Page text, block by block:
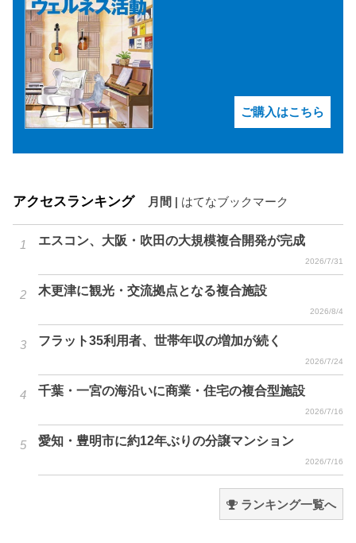
ご購入はこちら
アクセスランキング 月間 | はてなブックマーク
エスコン、大阪・吹田の大規模複合開発が完成
2026/7/31
木更津に観光・交流拠点となる複合施設
2026/8/4
フラット35利用者、世帯年収の増加が続く
2026/7/24
千葉・一宮の海沿いに商業・住宅の複合型施設
2026/7/16
愛知・豊明市に約12年ぶりの分譲マンション
2026/7/16
ランキング一覧へ